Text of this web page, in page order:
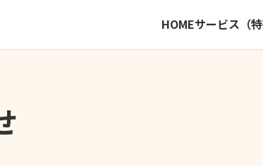
HOMEサービス（特